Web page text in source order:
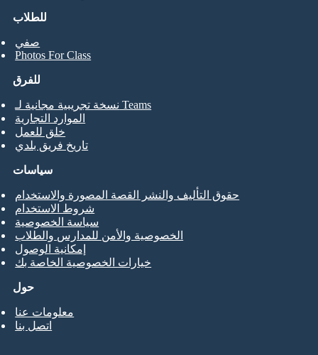
للطلاب
صفي
Photos For Class
للفرق
نسخة تجريبية مجانية لـ Teams
الموارد التجارية
خلق للعمل
تاريخ فريق بلدي
حول
معلومات عنا
اتصل بنا
سياسات
حقوق التأليف والنشر القصة المصورة والاستخدام
شروط الاستخدام
سياسة الخصوصية
الخصوصية والأمن للمدارس والطلاب
إمكانية الوصول
خيارات الخصوصية الخاصة بك